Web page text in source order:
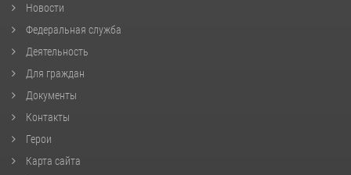
Новости
Федеральная служба
Деятельность
Для граждан
Документы
Контакты
Герои
Карта сайта